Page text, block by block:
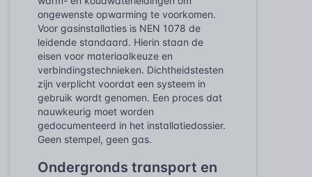
ongewenste opwarming te voorkomen.
Voor gasinstallaties is NEN 1078 de
leidende standaard. Hierin staan de
eisen voor materiaalkeuze en
verbindingstechnieken. Dichtheidstesten
zijn verplicht voordat een systeem in
gebruik wordt genomen. Een proces dat
nauwkeurig moet worden
gedocumenteerd in het installatiedossier.
Geen stempel, geen gas.
Ondergronds transport en